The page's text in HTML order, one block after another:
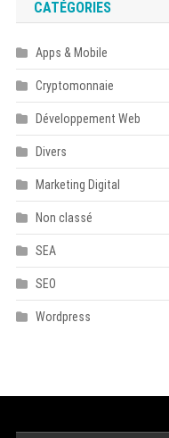
CATÉGORIES
Apps & Mobile
Cryptomonnaie
Développement Web
Divers
Marketing Digital
Non classé
SEA
SEO
Wordpress